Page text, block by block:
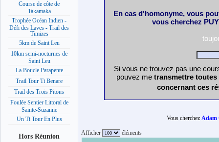
Course de côte de
Takamaka
Trophée Océan Indien -
Défi des Laves - Trail des
Timizes
5km de Saint Leu
10km semi-nocturnes de
Saint Leu
La Boucle Parapente
Trail Tour Ti Benare
Trail des Trois Pitons
Foulée Sentier Littoral de
Sainte-Suzanne
Un Ti Tour En Plus
Hors Réunion
En cas d'homonyme, vous
vous cherchez
Si vous ne trouvez pas une
pouvez me transmettre
concernant ces
Vous cherchez Adam
Afficher éléments